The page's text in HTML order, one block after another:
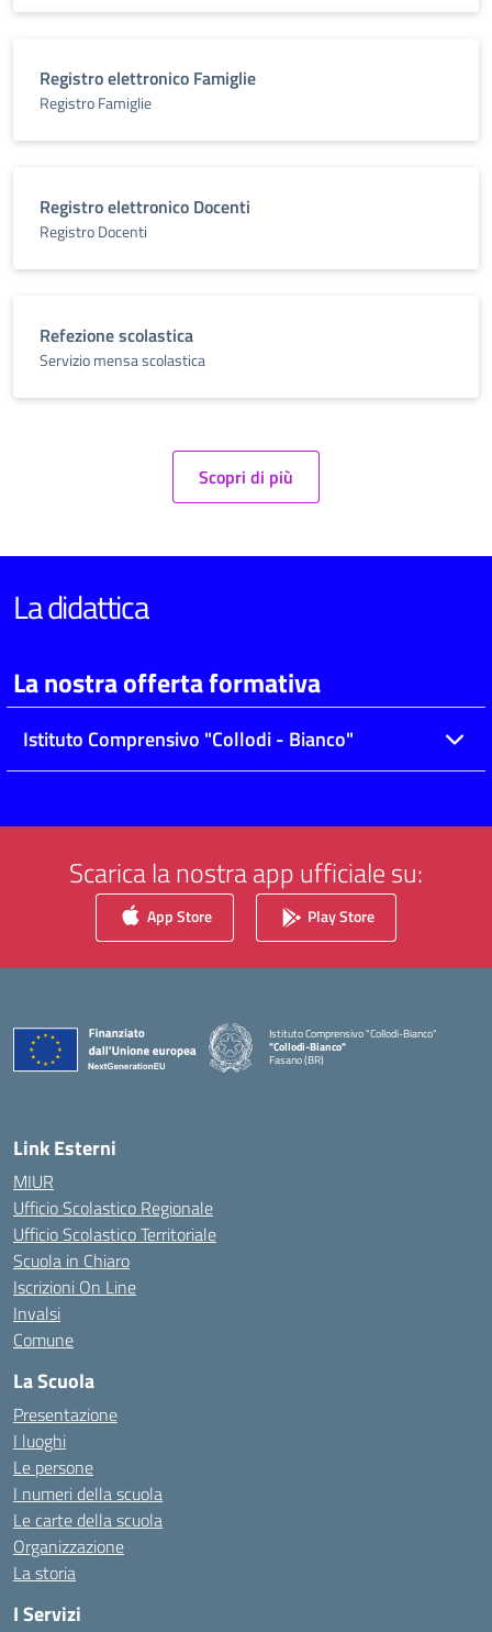
Registro elettronico Famiglie
Registro Famiglie
Registro elettronico Docenti
Registro Docenti
Refezione scolastica
Servizio mensa scolastica
Scopri di più
La didattica
La nostra offerta formativa
Istituto Comprensivo "Collodi - Bianco"
Scarica la nostra app ufficiale su:
App Store Play Store
Istituto Comprensivo "Collodi-Bianco"
"Collodi-Bianco"
Fasano (BR)
Link Esterni
MIUR
Ufficio Scolastico Regionale
Ufficio Scolastico Territoriale
Scuola in Chiaro
Iscrizioni On Line
Invalsi
Comune
La Scuola
Presentazione
I luoghi
Le persone
I numeri della scuola
Le carte della scuola
Organizzazione
La storia
I Servizi